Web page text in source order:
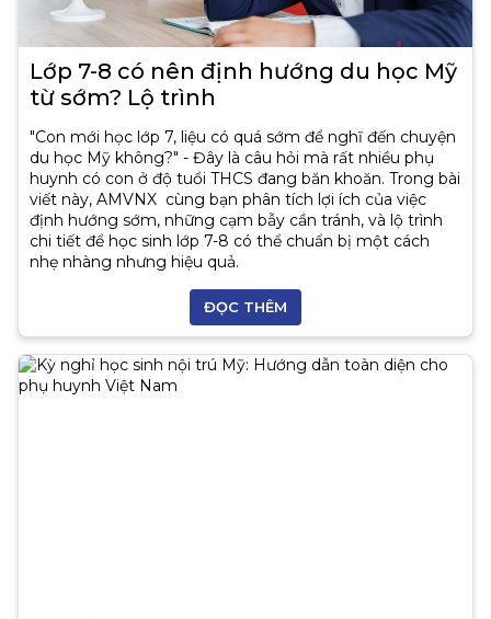
Lớp 7-8 có nên định hướng du học Mỹ
từ sớm? Lộ trình
"Con mới học lớp 7, liệu có quá sớm để nghĩ đến chuyện
du học Mỹ không?" - Đây là câu hỏi mà rất nhiều phụ
huynh có con ở độ tuổi THCS đang băn khoăn. Trong bài
viết này, AMVNX cùng bạn phân tích lợi ích của việc
định hướng sớm, những cạm bẫy cần tránh, và lộ trình
chi tiết để học sinh lớp 7-8 có thể chuẩn bị một cách
nhẹ nhàng nhưng hiệu quả.
ĐỌC THÊM